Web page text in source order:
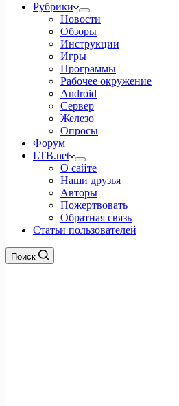
Рубрики
Новости
Обзоры
Инструкции
Игры
Программы
Рабочее окружение
Android
Сервер
Железо
Опросы
Форум
LTB.net
О сайте
Наши друзья
Авторы
Пожертвовать
Обратная связь
Статьи пользователей
Поиск